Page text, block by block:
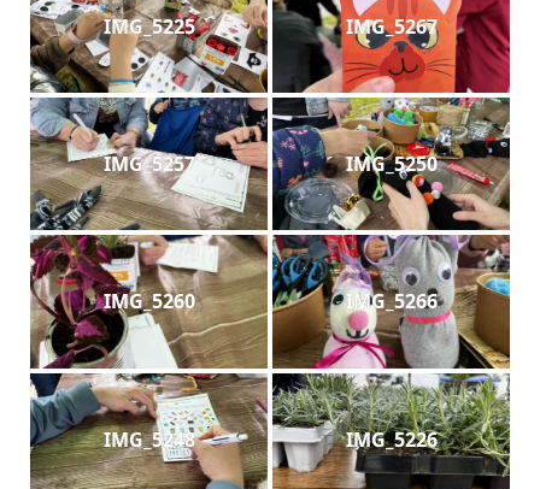
IMG_5225 IMG_5267
IMG_5257 IMG_5250
IMG_5260 IMG_5266
IMG_5248 IMG_5226